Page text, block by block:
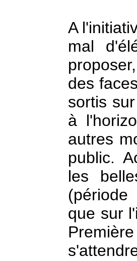
A
mal
des
sortis
à
autres
public.
les
que sur